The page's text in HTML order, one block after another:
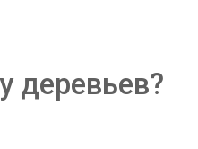
деревьев?